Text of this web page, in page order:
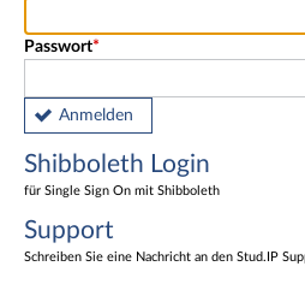
Passwort
Anmelden
Shibboleth Login
für Single Sign On mit Shibboleth
Support
Schreiben Sie eine Nachricht an den Stud.IP